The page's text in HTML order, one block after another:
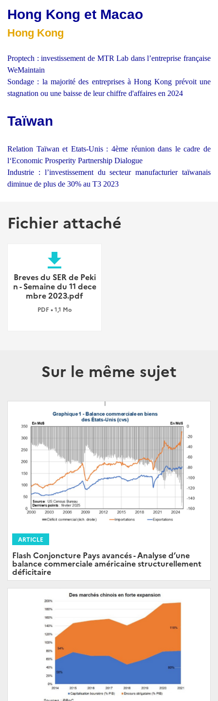
Hong Kong et Macao
Hong Kong
Proptech : investissement de MTR Lab dans l’entreprise française
WeMaintain
Sondage : la majorité des entreprises à Hong Kong prévoit une
stagnation ou une baisse de leur chiffre d'affaires en 2024
Taïwan
Relation Taïwan et Etats-Unis : 4ème réunion dans le cadre de
l‘Economic Prosperity Partnership Dialogue
Industrie : l’investissement du secteur manufacturier taïwanais
diminue de plus de 30% au T3 2023
Fichier attaché
file_download
Breves du SER de Peki
n - Semaine du 11 dece
mbre 2023.pdf
PDF • 1,1 Mo
Sur le même sujet
ARTICLE
Flash Conjoncture Pays avancés - Analyse d’une
balance commerciale américaine structurellement
déficitaire